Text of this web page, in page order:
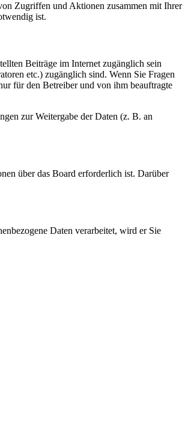
Zugriffen und Aktionen zusammen mit Ihrer
ist.
Beiträge im Internet zugänglich sein
etc.) zugänglich sind. Wenn Sie Fragen
für den Betreiber und von ihm beauftragte
zur Weitergabe der Daten (z. B. an
über das Board erforderlich ist. Darüber
Daten verarbeitet, wird er Sie